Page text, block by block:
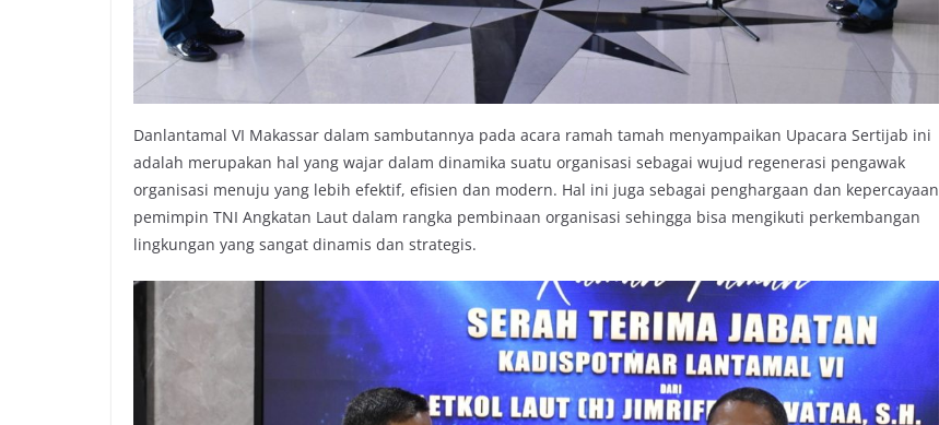
Danlantamal VI Makassar dalam sambutannya pada acara ramah tamah menyampaikan Upacara Sertijab ini
adalah merupakan hal yang wajar dalam dinamika suatu organisasi sebagai wujud regenerasi pengawak
organisasi menuju yang lebih efektif, efisien dan modern. Hal ini juga sebagai penghargaan dan kepercayaan
pemimpin TNI Angkatan Laut dalam rangka pembinaan organisasi sehingga bisa mengikuti perkembangan
lingkungan yang sangat dinamis dan strategis.